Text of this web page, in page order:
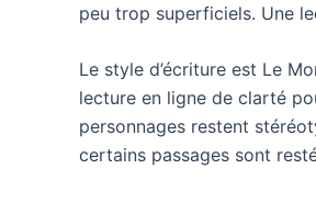
peu trop superficiels. Une
Le style d’écriture est Le
lecture en ligne de clarté
personnages restent
certains passages sont